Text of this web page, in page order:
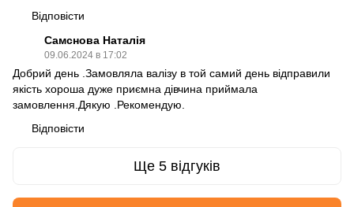
Відповісти
Самснова Наталія
09.06.2024 в 17:02
Добрий день .Замовляла валізу в той самий день відправили
якість хороша дуже приємна дівчина приймала
замовлення.Дякую .Рекомендую.
Відповісти
Ще 5 відгуків